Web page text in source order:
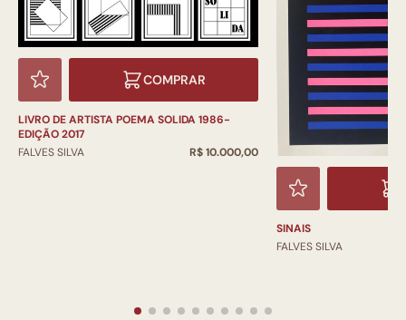
COMPRAR
LIVRO DE ARTISTA POEMA SOLIDA 1986-
EDIÇÃO 2017
FALVES SILVA
R$ 10.000,00
SINAIS
FALVES SILVA